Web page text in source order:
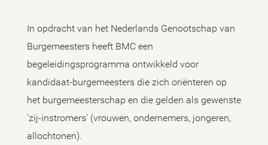
In opdracht van het Nederlands Genootschap van
Burgemeesters heeft BMC een
begeleidingsprogramma ontwikkeld voor
kandidaat-burgemeesters die zich oriënteren op
het burgemeesterschap en die gelden als gewenste
‘zij-instromers’ (vrouwen, ondernemers, jongeren,
allochtonen).